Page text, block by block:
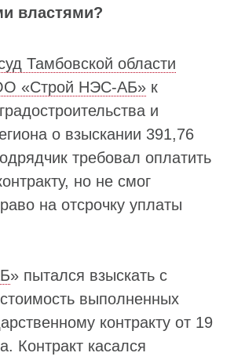
властями?
Тамбовской области
«Строй НЭС-АБ» к
и
о взыскании 391,76
требовал оплатить
но не смог
на отсрочку уплаты
» пытался взыскать с
выполненных
контракту от 19
Контракт касался